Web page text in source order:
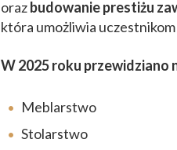
orazbudowanie prestiżu
która umożliwia
W 2025 roku przewidziano
Meblarstwo
Stolarstwo